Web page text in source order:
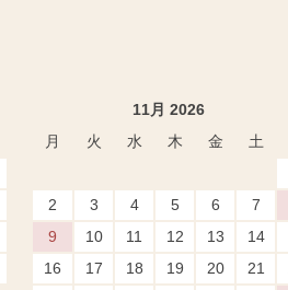
11月 2026
月
火 水 木 金 土
2
3 4 5 6 7
9
10 11 12 13 14
16
17 18 19 20 21